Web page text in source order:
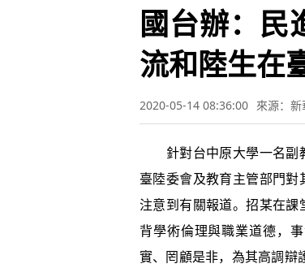
國台辦：民
流和陸生在
2020-05-14 08:36:00 來源：新
針對台中原大學一名副教
臺陸委會及教育主管部門對
注意到有關報道。招某在課
背學術倫理與職業道德，
實、罔顧是非，為其高調辯